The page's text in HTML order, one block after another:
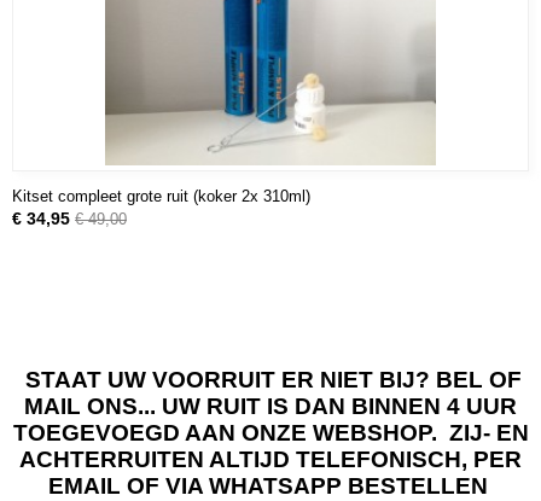
Kitset compleet grote ruit (koker 2x 310ml)
€ 34,95 € 49,00
STAAT UW VOORRUIT ER NIET BIJ? BEL OF
MAIL ONS... UW RUIT IS DAN BINNEN 4 UUR
TOEGEVOEGD AAN ONZE WEBSHOP. ZIJ- EN
ACHTERRUITEN ALTIJD TELEFONISCH, PER
EMAIL OF VIA WHATSAPP BESTELLEN